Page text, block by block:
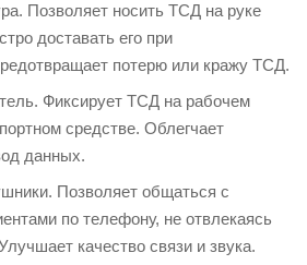
Позволяет носить ТСД на руке
доставать его при
потерю или кражу ТСД.
Фиксирует ТСД на рабочем
средстве. Облегчает
данных.
Позволяет общаться с
по телефону, не отвлекаясь
качество связи и звука.